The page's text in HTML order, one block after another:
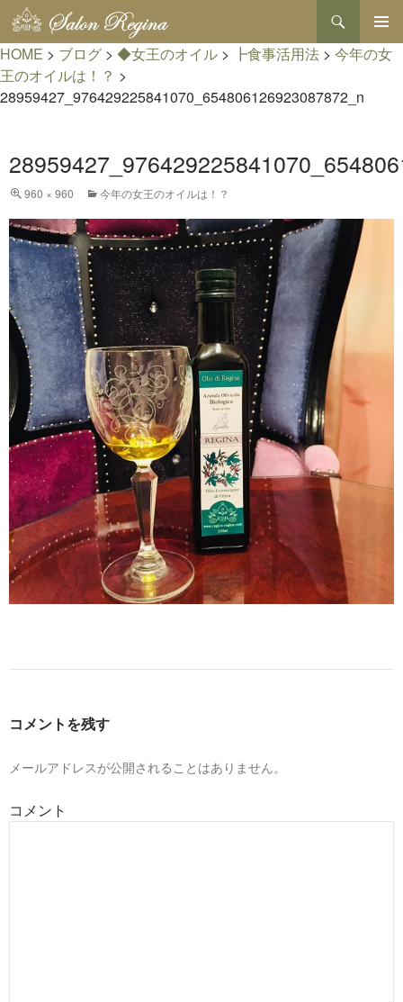
検
索
メインメ
ニュー
ン
ツ
キ
ッ
HOME > ブログ > ◆女王のオイル > ┣食事活用法 > 今年の女
王のオイルは！？ >
28959427_976429225841070_654806126923087872_n
960 × 960 今年の女王のオイルは！？
コメントを残す
メールアドレスが公開されることはありません。
コメント